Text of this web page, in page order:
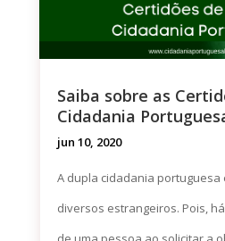
Saiba sobre as
Cidadania
jun 10, 2020
A dupla cidadania portuguesa
diversos estrangeiros. Pois,